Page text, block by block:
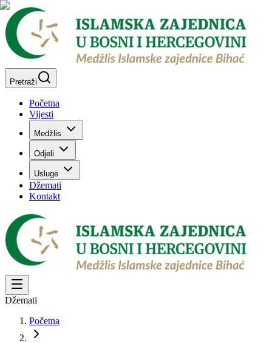
Pretraži
Početna
Vijesti
Medžlis
Odjeli
Usluge
Džemati
Kontakt
Džemati
Početna